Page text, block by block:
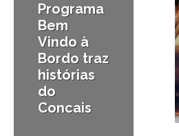
Programa
Bem
Vindo à
Bordo traz
histórias
do
Concais